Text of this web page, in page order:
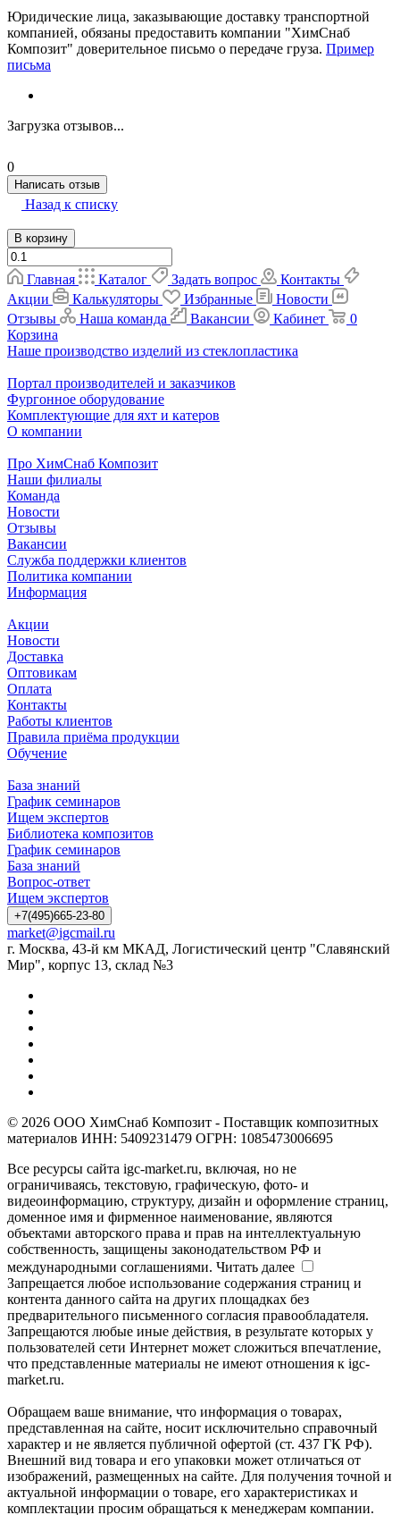
Юридические лица, заказывающие доставку транспортной
компанией, обязаны предоставить компании "ХимСнаб
Композит" доверительное письмо о передаче груза. Пример
письма
Загрузка отзывов...
0
Написать отзыв
Назад к списку
В корзину
Главная Каталог Задать вопрос
Контакты
Акции
Калькуляторы Избранные
Новости
Отзывы
Наша команда Вакансии Кабинет
0
Корзина
Наше производство изделий из стеклопластика
Портал производителей и заказчиков
Фургонное оборудование
Комплектующие для яхт и катеров
О компании
Про ХимСнаб Композит
Наши филиалы
Команда
Новости
Отзывы
Вакансии
Служба поддержки клиентов
Политика компании
Информация
Акции
Новости
Доставка
Оптовикам
Оплата
Контакты
Работы клиентов
Правила приёма продукции
Обучение
База знаний
График семинаров
Ищем экспертов
Библиотека композитов
График семинаров
База знаний
Вопрос-ответ
Ищем экспертов
+7(495)665-23-80
market@igcmail.ru
г. Москва, 43-й км МКАД, Логистический центр "Славянский
Мир", корпус 13, склад №3
© 2026 ООО ХимСнаб Композит - Поставщик композитных
материалов ИНН: 5409231479 ОГРН: 1085473006695
Все ресурсы сайта igc-market.ru, включая, но не
ограничиваясь, текстовую, графическую, фото- и
видеоинформацию, структуру, дизайн и оформление страниц,
доменное имя и фирменное наименование, являются
объектами авторского права и прав на интеллектуальную
собственность, защищены законодательством РФ и
международными соглашениями. Читать далее
Запрещается любое использование содержания страниц и
контента данного сайта на других площадках без
предварительного письменного согласия правообладателя.
Запрещаются любые иные действия, в результате которых у
пользователей сети Интернет может сложиться впечатление,
что представленные материалы не имеют отношения к igc-
market.ru.
Обращаем ваше внимание, что информация о товарах,
представленная на сайте, носит исключительно справочный
характер и не является публичной офертой (ст. 437 ГК РФ).
Внешний вид товара и его упаковки может отличаться от
изображений, размещенных на сайте. Для получения точной и
актуальной информации о товаре, его характеристиках и
комплектации просим обращаться к менеджерам компании.